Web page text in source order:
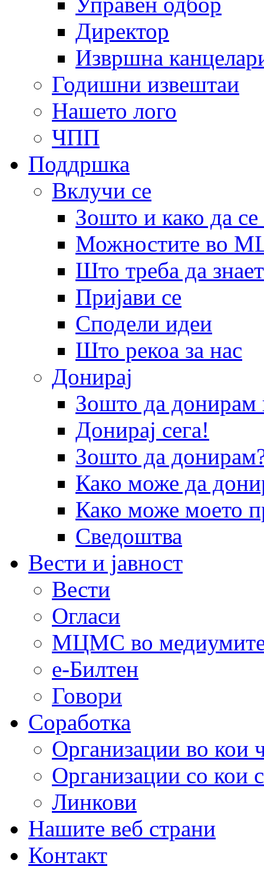
Директор
Извршна
Годишни извештаи
Нашето лого
ЧПП
Поддршка
Вклучи се
Зошто и како да
Можностите во
Што треба да
Пријави се
Сподели идеи
Што рекоа за нас
Донирај
Зошто да
Донирај сега!
Зошто да
Како може да
Како може моето
Сведоштва
Вести и јавност
Вести
Огласи
МЦМС во
е-Билтен
Говори
Соработка
Организации во кои
Организации со кои
Линкови
Нашите веб страни
Контакт